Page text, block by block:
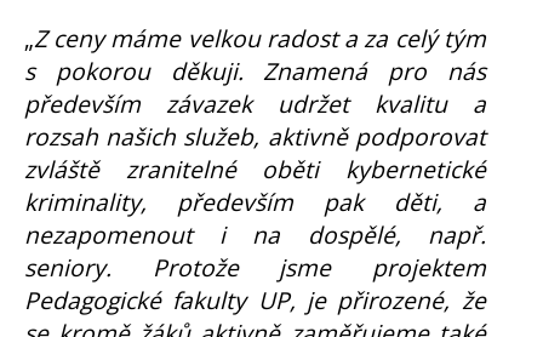
„Z ceny máme velkou radost a za celý tým
s pokorou děkuji. Znamená pro nás
především závazek udržet kvalitu a
rozsah našich služeb, aktivně podporovat
zvláště zranitelné oběti kybernetické
kriminality, především pak děti, a
nezapomenout i na dospělé, např.
seniory. Protože jsme projektem
Pedagogické fakulty UP, je přirozené, že